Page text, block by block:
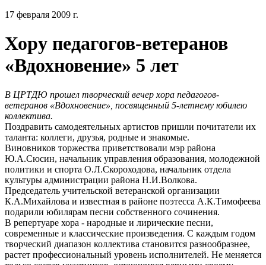
17 февраля 2009 г.
Хору педагогов-ветеранов
«Вдохновение» 5 лет
В ЦРТДЮ прошел творческий вечер хора педагогов-
ветеранов «Вдохновение», посвященный 5-летнему юбилею
коллектива.
Поздравить самодеятельных артистов пришли почитатели их
таланта: коллеги, друзья, родные и знакомые.
Виновников торжества приветствовали мэр района
Ю.А.Сюсин, начальник управления образования, молодежной
политики и спорта О.Л.Скороходова, начальник отдела
культуры администрации района Н.И.Волкова.
Председатель учительской ветеранской организации
К.А.Михайлова и известная в районе поэтесса А.К.Тимофеева
подарили юбилярам песни собственного сочинения.
В репертуаре хора - народные и лирические песни,
современные и классические произведения. С каждым годом
творческий диапазон коллектива становится разнообразнее,
растет профессиональный уровень исполнителей. Не меняется